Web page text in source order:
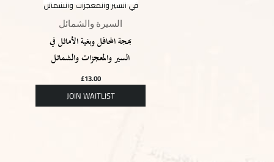
السيرة والشمائل
بهجة المحافل وبغية الأماثل في
السير والمعجزات والشمائل
£13.00